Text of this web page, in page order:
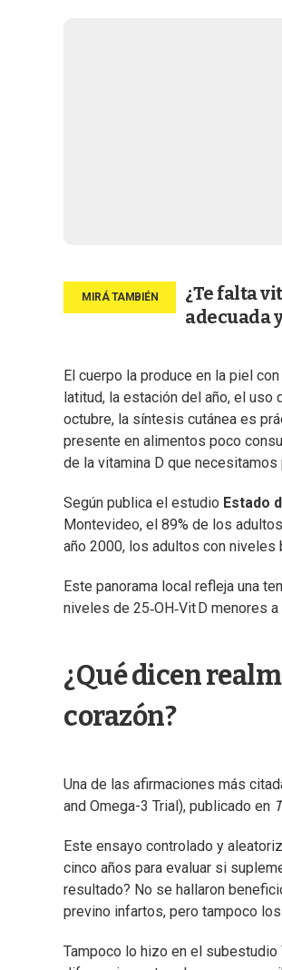
¿Te falta
adecuada
El cuerpo la produce en la piel
latitud, la estación del año, el
octubre, la síntesis cutánea es
presente en alimentos poco
de la vitamina D que
Según publica el estudio Estado
Montevideo, el 89% de los
año 2000, los adultos con niveles
Este panorama local refleja una
niveles de 25‑OH‑Vit D menores
¿Qué dicen
corazón?
Una de las afirmaciones más
and Omega-3 Trial), publicado en
Este ensayo controlado y
cinco años para evaluar si
resultado? No se hallaron
previno infartos, pero tampoco
Tampoco lo hizo en el subestudio